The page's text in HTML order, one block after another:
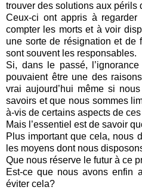
trouver des solutions aux périls
Ceux-ci ont appris à regarder
compter les morts et à voir
une sorte de résignation et de
sont souvent les responsables.
Si, dans le passé,
pouvaient être une des
vrai aujourd’hui même si
savoirs et que nous sommes
à-vis de certains aspects de
Mais l’essentiel est de savoir
Plus important que cela, nous
les moyens dont nous
Que nous réserve le futur à ce
Est-ce que nous avons enfin
éviter cela?